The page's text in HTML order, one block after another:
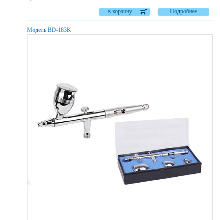
Подробнее
в корзину
Модель:BD-183K